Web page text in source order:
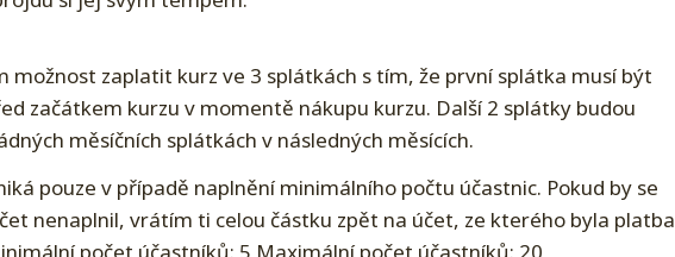
možnost zaplatit kurz ve 3 splátkách s tím, že první splátka musí být
začátkem kurzu v momentě nákupu kurzu. Další 2 splátky budou
měsíčních splátkách v následných měsících.
pouze v případě naplnění minimálního počtu účastnic. Pokud by se
nenaplnil, vrátím ti celou částku zpět na účet, ze kterého byla platba